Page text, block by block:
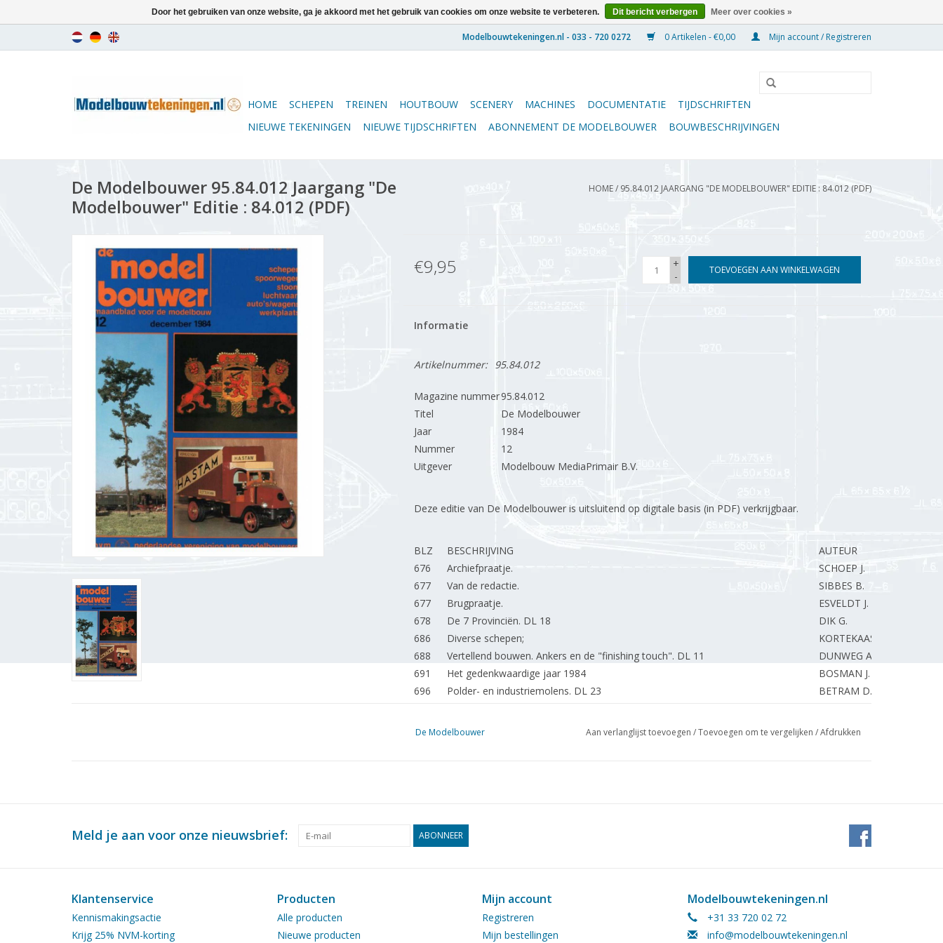
0 Artikelen - €0,00 Mijn account / Registreren
HOME SCHEPEN TREINEN HOUTBOUW SCENERY MACHINES DOCUMENTATIE
TIJDSCHRIFTEN
NIEUWE TEKENINGEN
NIEUWE TIJDSCHRIFTEN ABONNEMENT DE MODELBOUWER BOUWBESCHRIJVINGEN
De Modelbouwer 95.84.012 Jaargang "De
Modelbouwer" Editie : 84.012 (PDF)
HOME/ 95.84.012 JAARGANG "DE MODELBOUWER" EDITIE : 84.012 (PDF)
€9,95
+
-
TOEVOEGEN AAN WINKELWAGEN
Informatie
Artikelnummer: 95.84.012
Magazine nummer95.84.012
Titel
De Modelbouwer
Jaar
1984
Nummer
12
Uitgever
Modelbouw MediaPrimair B.V.
Deze editie van De Modelbouwer is uitsluitend op digitale basis (in PDF) verkrijgbaar.
BLZ BESCHRIJVING
AUTEUR
676
Archiefpraatje.
SCHOEP J.
677
Van de redactie.
SIBBES B.
677
Brugpraatje.
ESVELDT J.
678
De 7 Provinciën. DL 18
DIK G.
686
Diverse schepen;
KORTEKAAS
688
Vertellend bouwen. Ankers en de "finishing touch". DL 11
DUNWEG A.
691
Het gedenkwaardige jaar 1984
BOSMAN J.
696
Polder- en industriemolens. DL 23
BETRAM D.
700
Open dag Rading Spoor 1984
DORT van R.
714
Het rollend materiaal van de HIJSM. De AB-rijtuigen, 1866 - 1884. (tekening) DL
20
VERBOOM W.
Bouwimpressie: Mercedes 170 V van Heller. Fiat 190 Cowboy van Italeri.
SCHUURMAN S.
Een goed voorbeeld;
Brandweerwagens: Omschrijvingen, benamingen en afkortingen. EIJSDEN van A.
De Modelbouwer Aan verlanglijst toevoegen /Toevoegen om te vergelijken /Afdrukken
Meld je aan voor onze nieuwsbrief: ABONNEER
Klantenservice
Kennismakingsactie
Krijg 25% NVM-korting
Producten
Alle producten
Nieuwe producten
Mijn account
Registreren
Mijn bestellingen
Modelbouwtekeningen.nl
+31 33 720 02 72
info@modelbouwtekeningen.nl
Door het gebruiken van onze website, ga je akkoord met het gebruik van cookies om onze website te verbeteren. Dit bericht verbergen Meer over cookies »